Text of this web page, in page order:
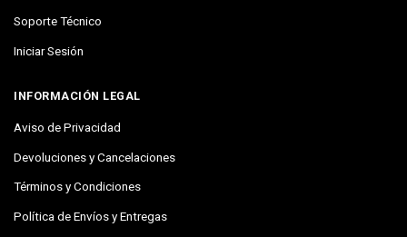
Soporte Técnico
Iniciar Sesión
INFORMACIÓN LEGAL
Aviso de Privacidad
Devoluciones y Cancelaciones
Términos y Condiciones
Política de Envíos y Entregas